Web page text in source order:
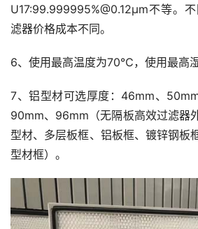
U17:99.999995%@0.12μm不等。
滤器价格成本不同。
6、使用最高温度为70℃，使用最高
7、铝型材可选厚度：46mm、
90mm、96mm（无隔板高效过滤器
型材、多层板框、铝板框、镀锌钢板
型材框）。